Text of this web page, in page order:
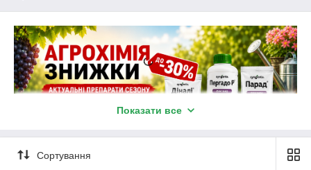
Показати все
Сортування